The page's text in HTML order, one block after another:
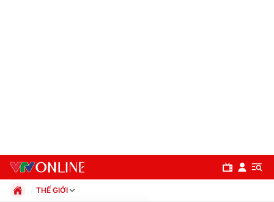
THẾ GIỚI